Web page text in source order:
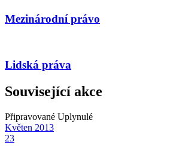
Mezinárodní právo
Lidská práva
Související akce
Připravované Uplynulé
Květen 2013
23